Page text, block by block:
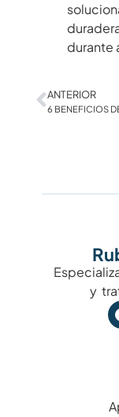
durante
ANTERIOR
y